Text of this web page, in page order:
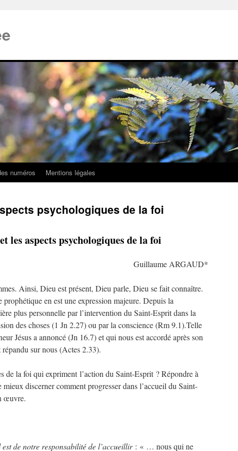
numéros Mentions légales
psychologiques de la foi
les aspects psychologiques de la foi
Guillaume ARGAUD*
Ainsi, Dieu est présent, Dieu parle, Dieu se fait connaître.
en est une expression majeure. Depuis la
plus personnelle par l’intervention du Saint-Esprit dans la
des choses (1 Jn 2.27) ou par la conscience (Rm 9.1).Telle
Jésus a annoncé (Jn 16.7) et qui nous est accordé après son
sur nous (Actes 2.33).
de la foi qui expriment l’action du Saint-Esprit ? Répondre à
discerner comment progresser dans l’accueil du Saint-
œuvre.
de notre responsabilité de l’accueillir: « … nous qui ne